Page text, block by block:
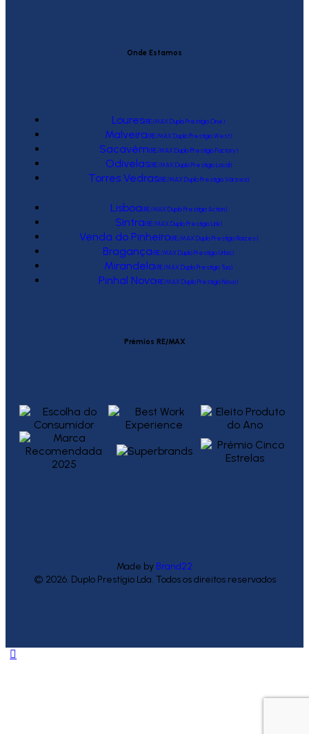
Onde Estamos
Loures(RE/MAX Duplo Prestígio One)
Malveira(RE/MAX Duplo Prestígio West)
Sacavém(RE/MAX Duplo Prestígio Factory)
Odivelas(RE/MAX Duplo Prestígio Local)
Torres Vedras(RE/MAX Duplo Prestígio Várzea)
Lisboa(RE/MAX Duplo Prestígio Action)
Sintra(RE/MAX Duplo Prestígio Link)
Venda do Pinheiro(RE/MAX Duplo Prestígio Raízes)
Bragança(RE/MAX Duplo Prestígio Urbis)
Mirandela(RE/MAX Duplo Prestígio Tua)
Pinhal Novo(RE/MAX Duplo Prestígio Novo)
Prémios RE/MAX
Made by Brand22
© 2026. Duplo Prestígio Lda. Todos os direitos reservados